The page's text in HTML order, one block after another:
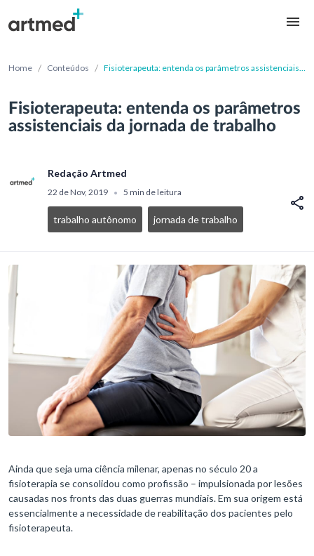
Home / Conteúdos / Fisioterapeuta: entenda os parâmetros assistenciais
Fisioterapeuta: entenda os parâmetros
assistenciais da jornada de trabalho
Redação Artmed
22 de Nov, 2019 • 5 min de leitura
trabalho autônomo jornada de trabalho
Ainda que seja uma ciência milenar, apenas no século 20 a
fisioterapia se consolidou como profissão – impulsionada por lesões
causadas nos fronts das duas guerras mundiais. Em sua origem está
essencialmente a necessidade de reabilitação dos pacientes pelo
fisioterapeuta.